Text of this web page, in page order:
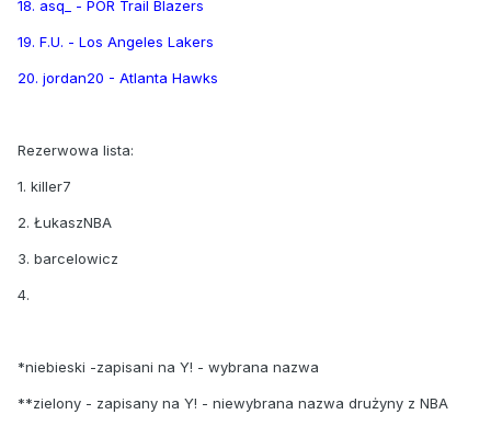
18. asq_ - POR Trail Blazers
19. F.U. - Los Angeles Lakers
20. jordan20 - Atlanta Hawks
Rezerwowa lista:
1. killer7
2. ŁukaszNBA
3. barcelowicz
4.
*niebieski -zapisani na Y! - wybrana nazwa
**zielony - zapisany na Y! - niewybrana nazwa drużyny z NBA